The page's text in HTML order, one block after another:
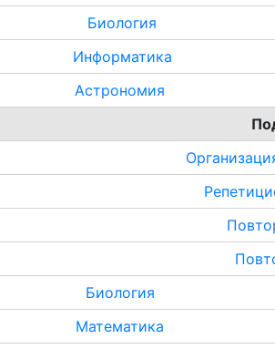
Биология
Информатика
Астрономия
Биология
Математика